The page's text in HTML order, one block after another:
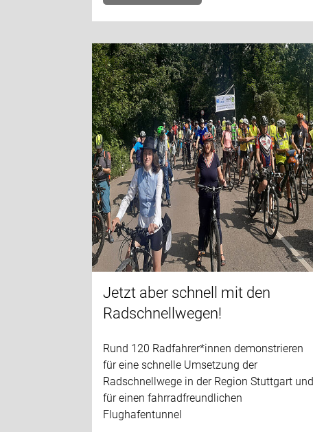
Jetzt aber schnell mit den
Radschnellwegen!
Rund 120 Radfahrer*innen demonstrieren
für eine schnelle Umsetzung der
Radschnellwege in der Region Stuttgart und
für einen fahrradfreundlichen
Flughafentunnel